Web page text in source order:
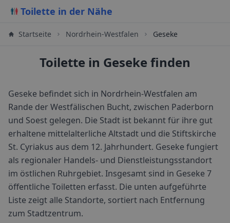
Toilette in der Nähe
Startseite Nordrhein-Westfalen Geseke
Toilette in Geseke finden
Geseke befindet sich in Nordrhein-Westfalen am
Rande der Westfälischen Bucht, zwischen Paderborn
und Soest gelegen. Die Stadt ist bekannt für ihre gut
erhaltene mittelalterliche Altstadt und die Stiftskirche
St. Cyriakus aus dem 12. Jahrhundert. Geseke fungiert
als regionaler Handels- und Dienstleistungsstandort
im östlichen Ruhrgebiet. Insgesamt sind in Geseke 7
öffentliche Toiletten erfasst. Die unten aufgeführte
Liste zeigt alle Standorte, sortiert nach Entfernung
zum Stadtzentrum.